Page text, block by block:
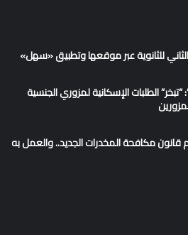
الثاني للثانوية عبر موقعها وتطبيق «سهل»
الطلبات الإسكانية لمزوري الجنسية
قانون مكافحة المخدرات الجديد.. والعمل به